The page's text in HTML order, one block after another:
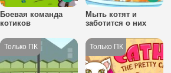
Боевая команда
котиков
Мыть котят и
заботится о них